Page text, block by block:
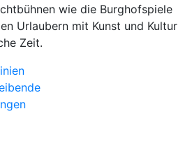
wie die Burghofspiele
Urlaubern mit Kunst und Kultur
Zeit.